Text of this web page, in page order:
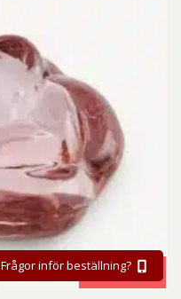
BESTÄLL
Frågor inför beställning?